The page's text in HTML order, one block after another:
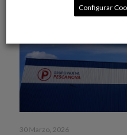
30 Marzo, 2026
Configurar